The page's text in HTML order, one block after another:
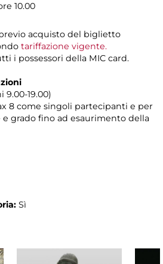
10.00
acquisto del biglietto
tariffazione vigente.
i possessori della MIC card.
19.00)
8 come singoli partecipanti e per
grado fino ad esaurimento della
Sì